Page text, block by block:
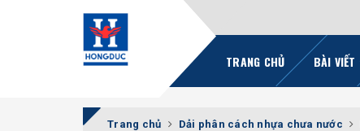
TRANG CHỦ BÀI VIẾT
Trang chủ Dải phân cách nhựa chưa nước